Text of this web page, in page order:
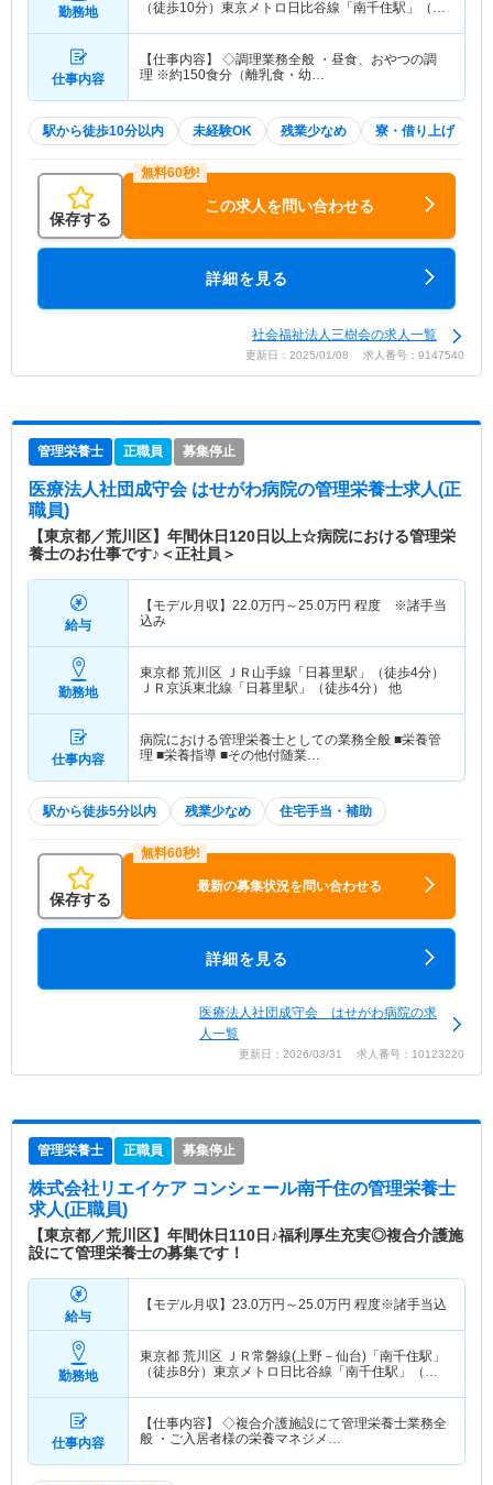
勤務地
（徒歩10分）東京メトロ日比谷線「南千住駅」（徒
仕事内容
【仕事内容】 ◇調理業務全般 ・昼食、おやつの調
理 ※約150食分（離乳食・幼…
駅から徒歩10分以内 未経験OK 残業少なめ 寮・借り上げ
保存する
この求人を問い合わせる
詳細を見る
社会福祉法人三樹会の求人一覧
更新日：2025/01/08 求人番号：9147540
管理栄養士 正職員 募集停止
医療法人社団成守会 はせがわ病院の管理栄養士求人(正
職員)
【東京都／荒川区】年間休日120日以上☆病院における管理栄
養士のお仕事です♪＜正社員＞
給与
【モデル月収】 22.0万円～25.0万円 程度 ※諸手当
込み
勤務地
東京都 荒川区 ＪＲ山手線「日暮里駅」（徒歩4分）
ＪＲ京浜東北線「日暮里駅」（徒歩4分） 他
仕事内容
病院における管理栄養士としての業務全般 ■栄養管
理 ■栄養指導 ■その他付随業…
駅から徒歩5分以内 残業少なめ 住宅手当・補助
保存する
最新の募集状況を問い合わせる
詳細を見る
医療法人社団成守会 はせがわ病院の求
人一覧
更新日：2026/03/31 求人番号：10123220
管理栄養士 正職員 募集停止
株式会社リエイケア コンシェール南千住の管理栄養士
求人(正職員)
【東京都／荒川区】年間休日110日♪福利厚生充実◎複合介護施
設にて管理栄養士の募集です！
給与
【モデル月収】 23.0万円～25.0万円 程度※諸手当込
勤務地
東京都 荒川区 ＪＲ常磐線(上野－仙台)「南千住駅」
（徒歩8分）東京メトロ日比谷線「南千住駅」（徒
仕事内容
【仕事内容】 ◇複合介護施設にて管理栄養士業務全
般 ・ご入居者様の栄養マネジメ…